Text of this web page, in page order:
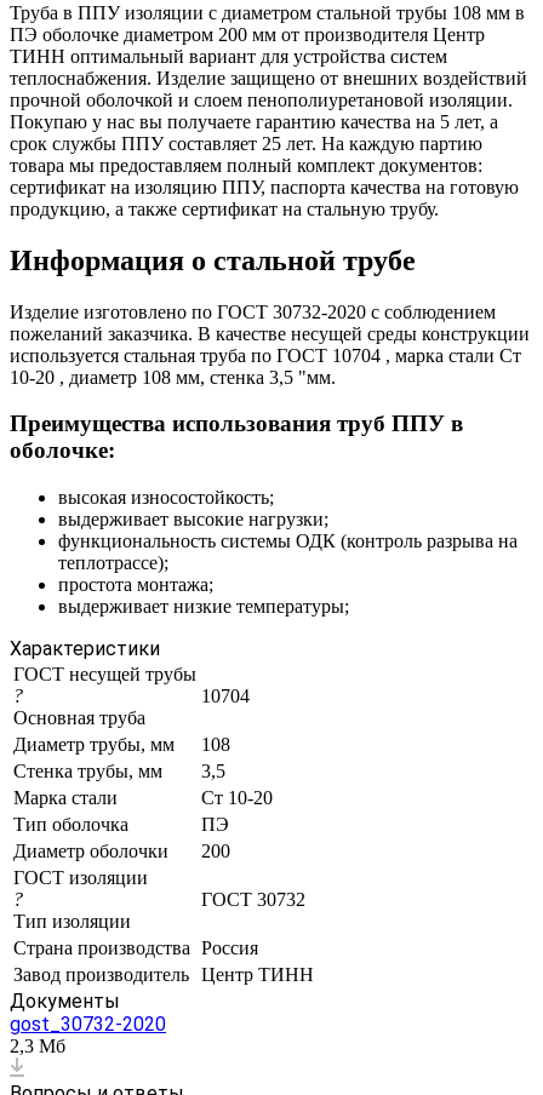
Труба в ППУ изоляции с диаметром стальной трубы 108 мм в
ПЭ оболочке диаметром 200 мм от производителя Центр
ТИНН оптимальный вариант для устройства систем
теплоснабжения. Изделие защищено от внешних воздействий
прочной оболочкой и слоем пенополиуретановой изоляции.
Покупаю у нас вы получаете гарантию качества на 5 лет, а
срок службы ППУ составляет 25 лет. На каждую партию
товара мы предоставляем полный комплект документов:
сертификат на изоляцию ППУ, паспорта качества на готовую
продукцию, а также сертификат на стальную трубу.
Информация о стальной трубе
Изделие изготовлено по ГОСТ 30732-2020 с соблюдением
пожеланий заказчика. В качестве несущей среды конструкции
используется стальная труба по ГОСТ 10704 , марка стали Ст
10-20 , диаметр 108 мм, стенка 3,5 "мм.
Преимущества использования труб ППУ в
оболочке:
высокая износостойкость;
выдерживает высокие нагрузки;
функциональность системы ОДК (контроль разрыва на
теплотрассе);
простота монтажа;
выдерживает низкие температуры;
Характеристики
ГОСТ несущей трубы
?
Основная труба
10704
Диаметр трубы, мм
108
Стенка трубы, мм
3,5
Марка стали
Ст 10-20
Тип оболочка
ПЭ
Диаметр оболочки
200
ГОСТ изоляции
?
Тип изоляции
ГОСТ 30732
Страна производства Россия
Завод производитель Центр ТИНН
Документы
gost_30732-2020
2,3 Мб